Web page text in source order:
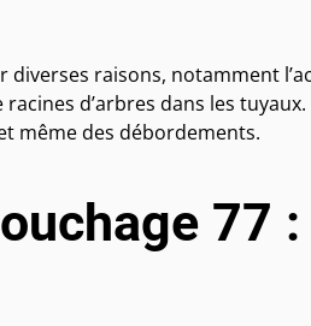
raisons, notamment
d’arbres dans les
même des débordements.
77